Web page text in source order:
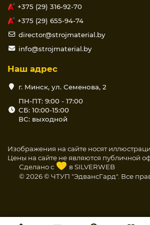
согласованию изготовителя с
изготовление листов с другими
Другим важнейшим компонентом
облицовочный картон, сцепление
сердечником обеспечивается за счет
армирующего каркаса, так и
нанесения любого отделочного
обои, краска, керамическая плитка и
физическим и гигиеническим
от обычных КНАУФ-листов —
армирующими добавками в материал
Другие виды и размеры
разделе Гипсокартон.Оказываем
+375 (29) 316-92-70
+375 (29) 655-94-74
director@strojmaterial.by
info@strojmaterial.by
Наш адрес
г. Минск, ул. Семенова, 2
ПН-ПТ: 9:00 - 17:00
СБ: 10:00-15:00
ВС: выходной
Изображения на сайте носят
Цены на сайте не являются публичной
Сделано с
вSILVERWEB
© 2026 © ЧТУП "ЭдвансГард". Все